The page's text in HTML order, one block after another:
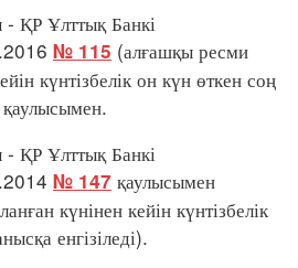
ҚР Ұлттық Банкі
№ 115 (алғашқы ресми
күнтізбелік он күн өткен соң
қаулысымен.
ҚР Ұлттық Банкі
№ 147 қаулысымен
күнінен кейін күнтізбелік
енгізіледі).